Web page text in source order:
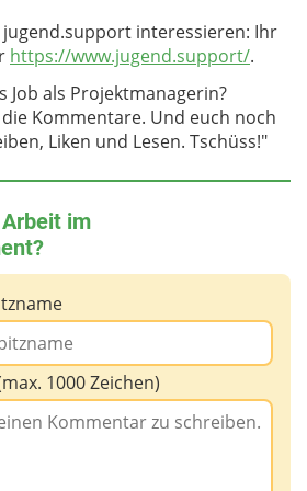
und Webspezialisten
und Videos für
oder die Website
halten.
Lehrerinnen und Lehrer die
um sie in ihrer Schule zu
ich auch ein kleines Paket
als Projektmanagerin, der ist
in viele verschiedene
du uns einen kleinen Einblick
als Projektmanagerin
jugend.support interessieren: Ihr
https://www.jugend.support/.
Job als Projektmanagerin?
Kommentare. Und euch noch
Liken und Lesen. Tschüss!"
im
1000 Zeichen)